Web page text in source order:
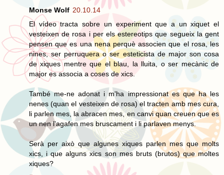
Monse Wolf 20.10.14
El vídeo tracta sobre un experiment que a un xiquet el
vesteixen de rosa i per els estereotips que segueix la gent
pensen que es una nena perquè associen que el rosa, les
nines, ser perruquera o ser esteticista de major son cosa
de xiques mentre que el blau, la lluita, o ser mecànic de
major es associa a coses de xics.
També me-ne adonat i m'ha impressionat es que ha les
nenes (quan el vesteixen de rosa) el tracten amb mes cura,
li parlen mes, la abracen mes, en canvi quan creuen que es
un nen l'agafen mes bruscament i li parlaven menys.
Serà per això que algunes xiques parlen mes que molts
xics, i que alguns xics son mes bruts (brutos) que moltes
xiques?